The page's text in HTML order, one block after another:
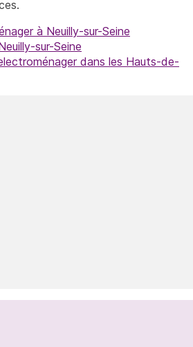
à Neuilly-sur-Seine
sur-Seine
dans les Hauts-de-